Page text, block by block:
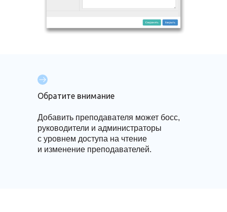
Обратите внимание
Добавить преподавателя может босс,
руководители и администраторы
с уровнем доступа на чтение
и изменение преподавателей.